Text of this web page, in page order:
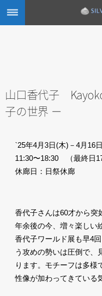
山口香代子
子の世界 －
`25年4月3日(木)－4月16
11:30〜18:30 （最終日
休廊日：日祭休廊
香代子さんは60才から突
年余後の今、増々楽しい
香代子ワールド展も早4
う攻めの勢いは圧倒で、
ります。モチーフは多様
性像が加わってきてい